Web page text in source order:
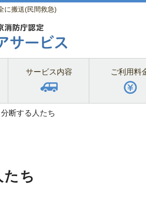
に搬送(民間救急)
サービス内容 ご利用料
分断する人たち
ち